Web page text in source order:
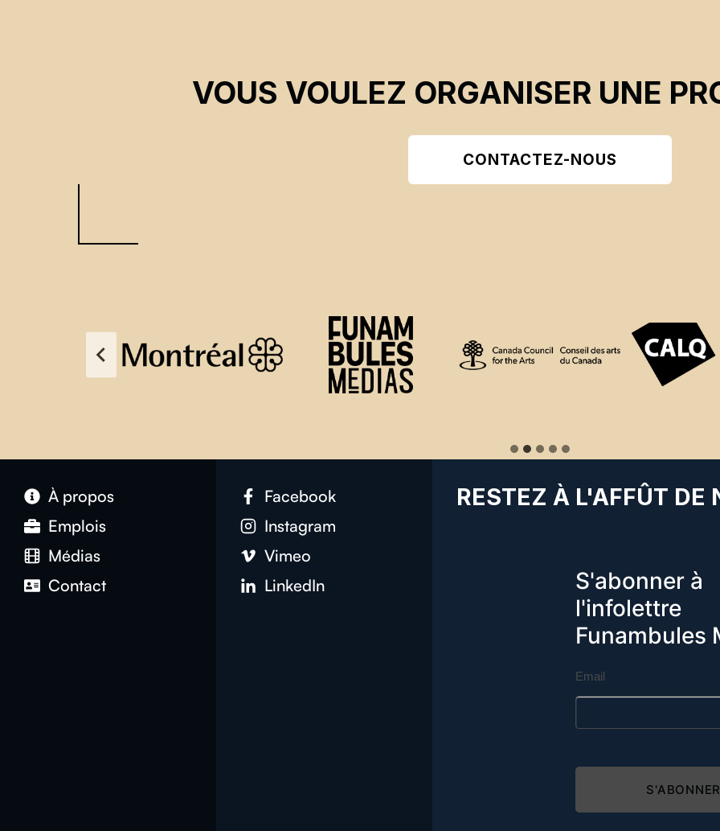
VOUS VOULEZ ORGANISER UNE
CONTACTEZ-NOUS
À propos
Emplois
Médias
Contact
Facebook
Instagram
Vimeo
LinkedIn
RESTEZ À L'AFFÛT DE
S'abonner à
l'infolettre
Funambules
Email
S'ABONNER